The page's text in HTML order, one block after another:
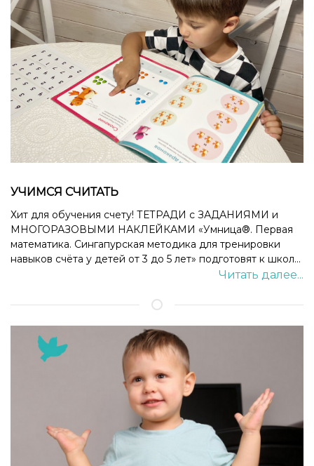
УЧИМСЯ СЧИТАТЬ
Хит для обучения счету! ТЕТРАДИ с ЗАДАНИЯМИ и
МНОГОРАЗОВЫМИ НАКЛЕЙКАМИ «Умница®. Первая
математика. Сингапурская методика для тренировки
навыков счёта у детей от 3 до 5 лет» подготовят к школ...
Читать далее...